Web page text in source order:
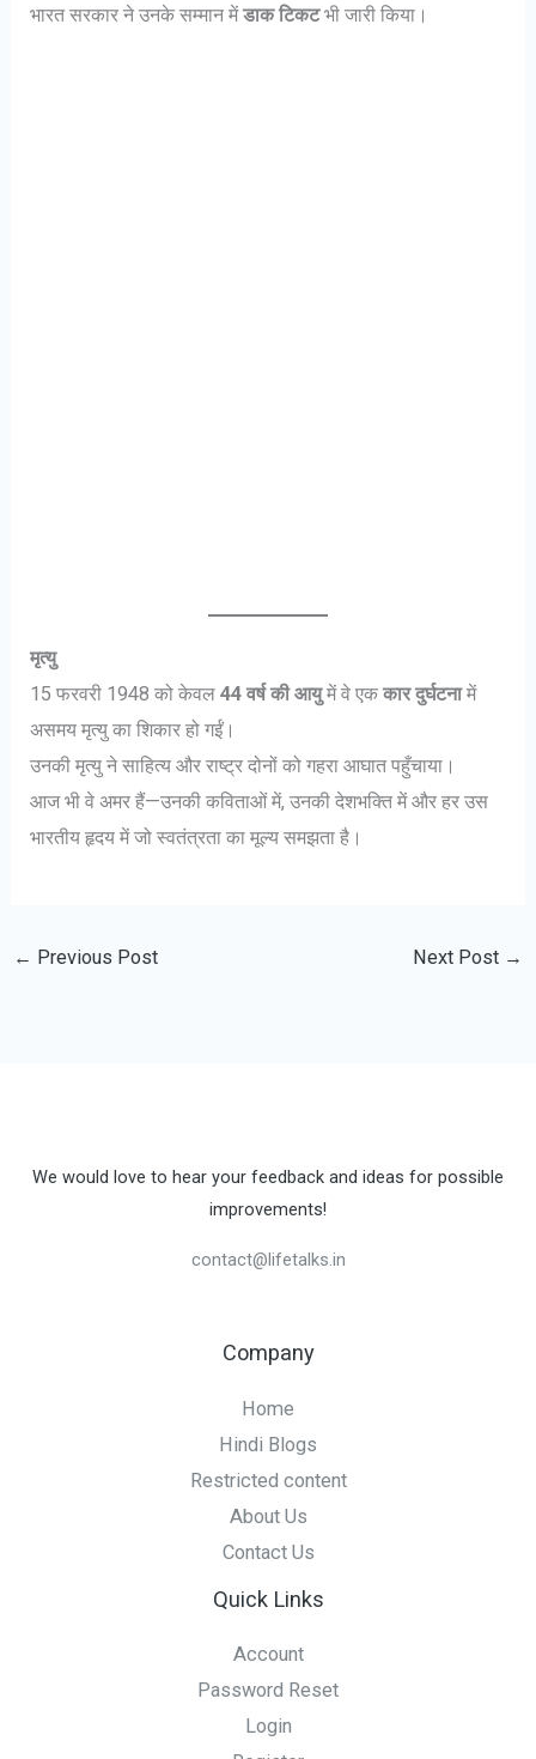
भारत सरकार ने उनके सम्मान मेंडाक टिकटभी जारी किया।
मृत्यु
15 फरवरी 1948 को केवल44 वर्ष की आयुमें वे एककार दुर्घटनामें
असमय मृत्यु का शिकार हो गईं।
उनकी मृत्यु ने साहित्य और राष्ट्र दोनों को गहरा आघात पहुँचाया।
आज भी वे अमर हैं—उनकी कविताओं में, उनकी देशभक्ति में और हर उस
भारतीय हृदय में जो स्वतंत्रता का मूल्य समझता है।
← Previous Post Next Post →
We would love to hear your feedback and ideas for possible
improvements!
contact@lifetalks.in
Company
Home
Hindi Blogs
Restricted content
About Us
Contact Us
Quick Links
Account
Password Reset
Login